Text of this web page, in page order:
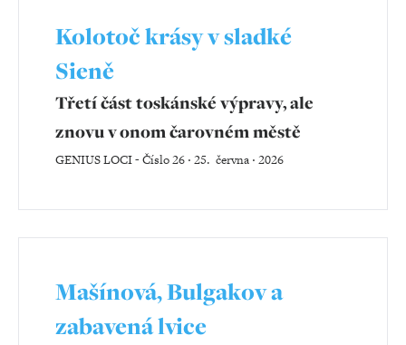
Kolotoč krásy v sladké
Sieně
Třetí část toskánské výpravy, ale
znovu v onom čarovném městě
GENIUS LOCI-Číslo 26 ‧ 25. června ‧ 2026
Mašínová, Bulgakov a
zabavená lvice